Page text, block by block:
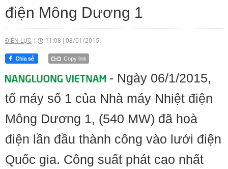
điện Mông Dương 1
ĐIỆN LỰC 11:08 08/01/2015
Copy link
- Ngày 06/1/2015,
tổ máy số 1 của Nhà máy Nhiệt điện
Mông Dương 1, (540 MW) đã hoà
điện lần đầu thành công vào lưới điện
Quốc gia. Công suất phát cao nhất